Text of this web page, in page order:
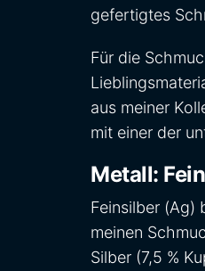
gefertigtes
Für die
aus meiner
mit einer der
Metall:
Feinsilber (Ag)
meinen
Silber (7,5 %